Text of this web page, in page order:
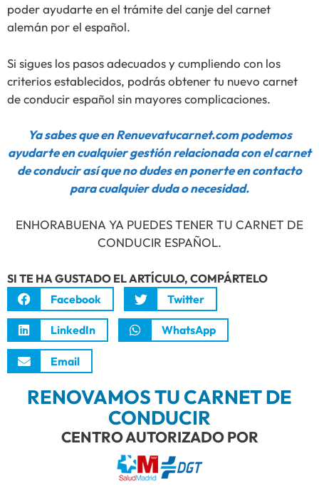
poder ayudarte en el trámite del canje del carnet
alemán por el español.
Si sigues los pasos adecuados y cumpliendo con los
criterios establecidos, podrás obtener tu nuevo carnet
de conducir español sin mayores complicaciones.
Ya sabes que en Renuevatucarnet.com podemos
ayudarte en cualquier gestión relacionada con el carnet
de conducir así que no dudes en ponerte en contacto
para cualquier duda o necesidad.
ENHORABUENA YA PUEDES TENER TU CARNET DE
CONDUCIR ESPAÑOL.
SI TE HA GUSTADO EL ARTÍCULO, COMPÁRTELO
Facebook
Twitter
LinkedIn WhatsApp
Email
RENOVAMOS TU CARNET DE
CONDUCIR
CENTRO AUTORIZADO POR